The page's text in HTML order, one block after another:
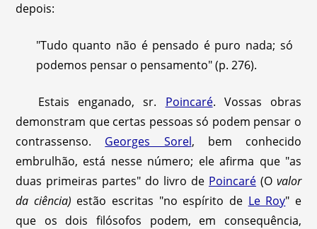
depois:
"Tudo quanto não é pensado é puro nada; só
podemos pensar o pensamento" (p. 276).
Estais enganado, sr. Poincaré. Vossas obras
demonstram que certas pessoas só podem pensar o
contrassenso. Georges Sorel, bem conhecido
embrulhão, está nesse número; ele afirma que "as
duas primeiras partes" do livro de Poincaré(O valor
da ciência) estão escritas "no espírito de Le Roy" e
que os dois filósofos podem, em consequência,